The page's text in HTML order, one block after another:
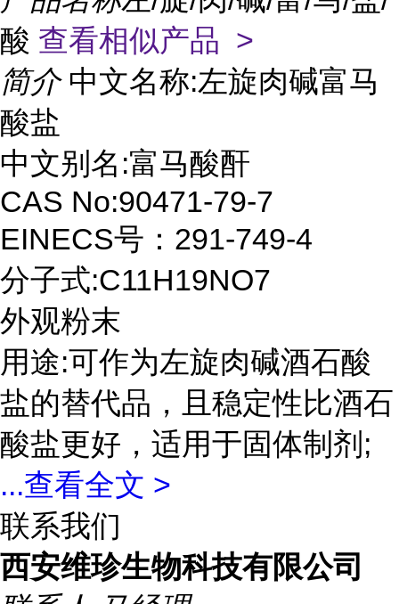
酸 查看相似产品 >
简介 中文名称:左旋肉碱富马
酸盐
中文别名:富马酸酐
CAS No:90471-79-7
EINECS号：291-749-4
分子式:C11H19NO7
外观粉末
用途:可作为左旋肉碱酒石酸
盐的替代品，且稳定性比酒石
酸盐更好，适用于固体制剂;
...查看全文 >
联系我们
西安维珍生物科技有限公司